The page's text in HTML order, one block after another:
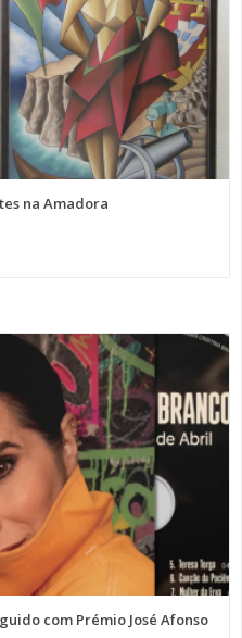
na Amadora
com Prémio José Afonso